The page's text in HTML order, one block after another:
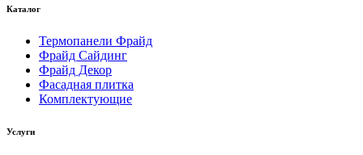
Каталог
Термопанели Фрайд
Фрайд Сайдинг
Фрайд Декор
Фасадная плитка
Комплектующие
Услуги